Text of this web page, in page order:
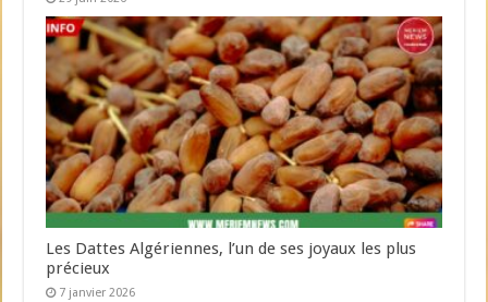
Les Dattes Algériennes, l’un de ses joyaux les plus
précieux
7 janvier 2026